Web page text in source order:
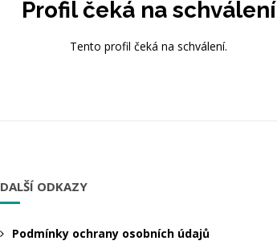
Profil čeká na schválení
Tento profil čeká na schválení.
DALŠÍ ODKAZY
Podmínky ochrany osobních údajů